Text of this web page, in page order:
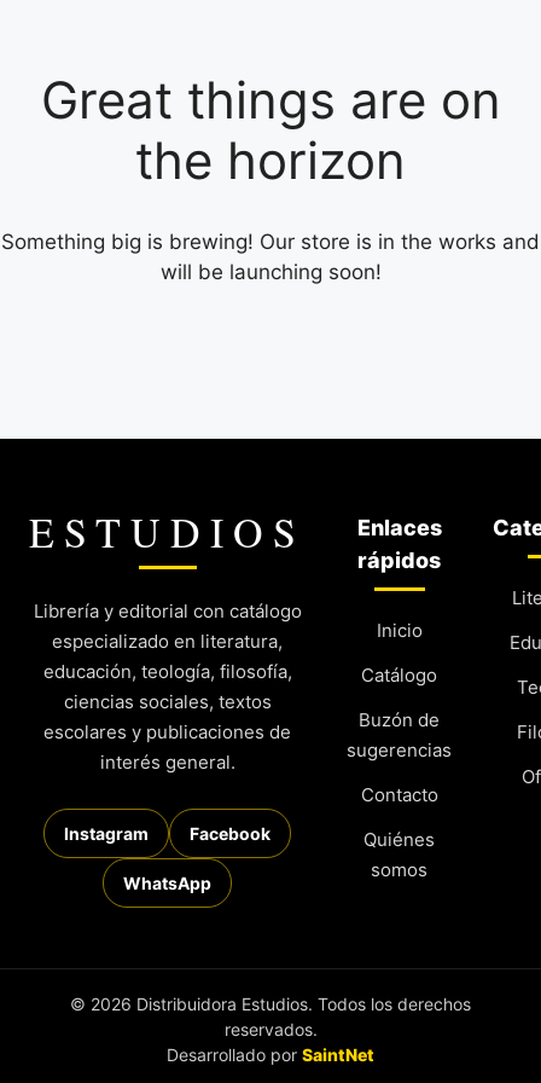
Great things are on
the horizon
Something big is brewing! Our store is in the works and
will be launching soon!
ESTUDIOS
Librería y editorial con catálogo
especializado en literatura,
educación, teología, filosofía,
ciencias sociales, textos
escolares y publicaciones de
interés general.
Instagram Facebook
WhatsApp
Enlaces
rápidos
Inicio
Catálogo
Buzón de
sugerencias
Contacto
Quiénes
somos
© 2026 Distribuidora Estudios. Todos los derechos
reservados.
Desarrollado por SaintNet